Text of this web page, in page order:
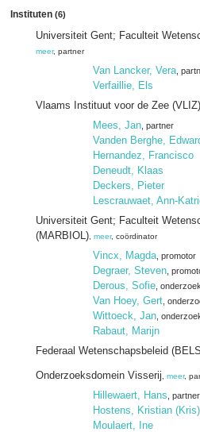
Instituten (6)
Universiteit Gent; Faculteit
meer, partner
Van Lancker, Vera ,
Verfaillie, Els
Vlaams Instituut voor de Zee (VLIZ)
Mees, Jan , partner
Vanden Berghe,
Hernandez, Francisco
Deneudt, Klaas
Deckers, Pieter
Lescrauwaet, Ann-
Universiteit Gent; Faculteit
(MARBIOL) meer, coördinator
Vincx, Magda , promotor
Degraer, Steven ,
Derous, Sofie ,
Van Hoey, Gert ,
Wittoeck, Jan ,
Rabaut, Marijn
Federaal Wetenschapsbeleid
Onderzoeksdomein Visserij meer,
Hillewaert, Hans , partner
Hostens, Kristian (Kris)
Moulaert, Ine